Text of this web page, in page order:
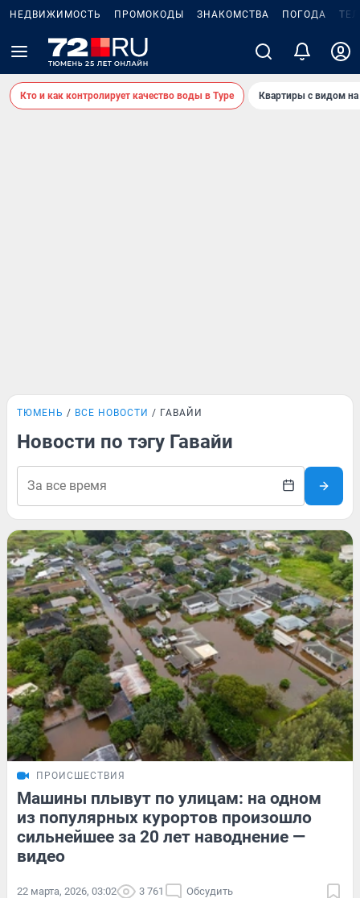
НЕДВИЖИМОСТЬ ПРОМОКОДЫ ЗНАКОМСТВА ПОГОДА
Кто и как контролирует качество воды в Туре Квартиры с видом на
ТЮМЕНЬ ВСЕ НОВОСТИ ГАВАЙИ
Новости по тэгу Гавайи
ПРОИСШЕСТВИЯ
Машины плывут по улицам: на одном
из популярных курортов произошло
сильнейшее за 20 лет наводнение —
видео
22 марта, 2026, 03:02 3 761 Обсудить